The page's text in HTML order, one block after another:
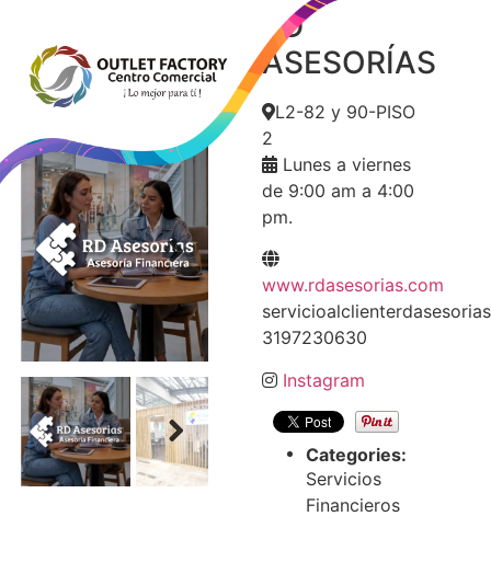
RD
ASESORÍAS
Next
Next
RD
ASESORÍAS
L2-82 y 90-PISO
2
Lunes a viernes
de 9:00 am a 4:00
pm.
www.rdasesorias.com
3197230630
Instagram
Categories:
Servicios
Financieros